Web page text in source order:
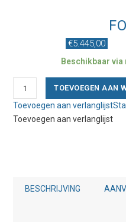
€5.445,00
Beschikbaar
Uptown
aantal
TOEVOEGEN AAN
Toevoegen aan verlanglijst
Toevoegen aan verlanglijst
BESCHRIJVING